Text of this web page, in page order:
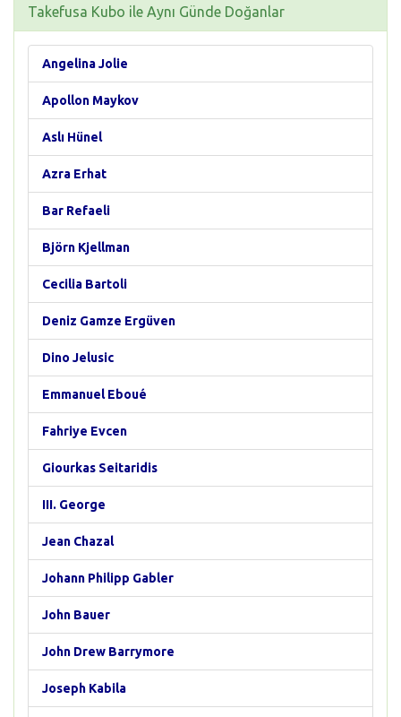
Takefusa Kubo ile Aynı Günde Doğanlar
Angelina Jolie
Apollon Maykov
Aslı Hünel
Azra Erhat
Bar Refaeli
Björn Kjellman
Cecilia Bartoli
Deniz Gamze Ergüven
Dino Jelusic
Emmanuel Eboué
Fahriye Evcen
Giourkas Seitaridis
III. George
Jean Chazal
Johann Philipp Gabler
John Bauer
John Drew Barrymore
Joseph Kabila